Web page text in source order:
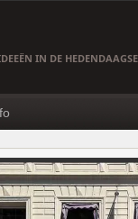
IN DE